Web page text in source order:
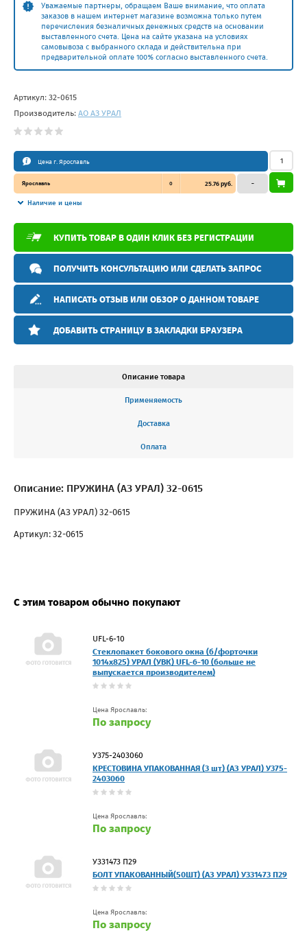
Уважаемые партнеры, обращаем Ваше внимание, что оплата
заказов в нашем интернет магазине возможна только путем
перечисления безналичных денежных средств на основании
выставленного счета. Цена на сайте указана на условиях
самовывоза с выбранного склада и действительна при
предварительной оплате 100% согласно выставленного счета.
Артикул: 32-0615
Производитель: АО АЗ УРАЛ
Цена г. Ярославль
Ярославль 0 25.76 руб.
Наличие и цены
–
КУПИТЬ ТОВАР В ОДИН КЛИК БЕЗ РЕГИСТРАЦИИ
ПОЛУЧИТЬ КОНСУЛЬТАЦИЮ ИЛИ СДЕЛАТЬ ЗАПРОС
НАПИСАТЬ ОТЗЫВ ИЛИ ОБЗОР О ДАННОМ ТОВАРЕ
ДОБАВИТЬ СТРАНИЦУ В ЗАКЛАДКИ БРАУЗЕРА
Описание товара
Применяемость
Доставка
Оплата
Описание: ПРУЖИНА (АЗ УРАЛ) 32-0615
ПРУЖИНА (АЗ УРАЛ) 32-0615
Артикул: 32-0615
С этим товаром обычно покупают
UFL-6-10
Стеклопакет бокового окна (б/форточки
1014х825) УРАЛ (УВК) UFL-6-10 (больше не
выпускается производителем)
Цена Ярославль:
По запросу
У375-2403060
КРЕСТОВИНА УПАКОВАННАЯ (3 шт) (АЗ УРАЛ) У375-
2403060
Цена Ярославль:
По запросу
У331473 П29
БОЛТ УПАКОВАННЫЙ(50ШТ) (АЗ УРАЛ) У331473 П29
Цена Ярославль:
По запросу